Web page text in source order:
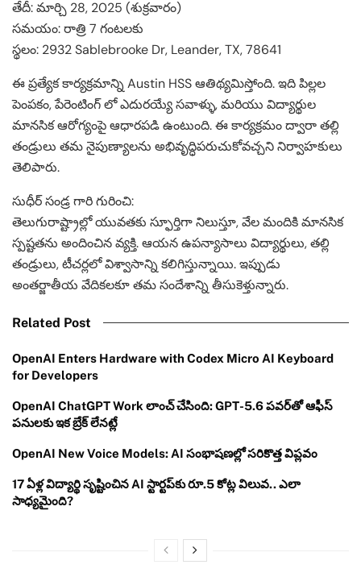
తేదీ: మార్చి 28, 2025 (శుక్రవారం)
సమయం: రాత్రి 7 గంటలకు
స్థలం: 2932 Sablebrooke Dr, Leander, TX, 78641
ఈ ప్రత్యేక కార్య‌క్ర‌మాన్ని Austin HSS ఆతిథ్యమిస్తోంది. ఇది పిల్లల
పెంపకం, పేరెంటింగ్‌ లో ఎదురయ్యే సవాళ్ళు, మరియు విద్యార్థుల
మానసిక ఆరోగ్యంపై ఆధారపడి ఉంటుంది. ఈ కార్యక్రమం ద్వారా తల్లి
తండ్రులు తమ నైపుణ్యాలను అభివృద్ధిపరుచుకోవచ్చని నిర్వాహకులు
తెలిపారు.
సుధీర్ సండ్ర గారి గురించి:
తెలుగురాష్ట్రాల్లో యువతకు స్ఫూర్తిగా నిలుస్తూ, వేల మందికి మానసిక
స్పష్టతను అందించిన వ్యక్తి. ఆయన ఉపన్యాసాలు విద్యార్థులు, తల్లి
తండ్రులు, టీచర్లలో విశ్వాసాన్ని కలిగిస్తున్నాయి. ఇప్పుడు
అంతర్జాతీయ వేదికలకూ తమ సందేశాన్ని తీసుకెళ్తున్నారు.
Related Post
OpenAI Enters Hardware with Codex Micro AI Keyboard
for Developers
OpenAI ChatGPT Work లాంచ్ చేసింది: GPT-5.6 పవర్‌తో ఆఫీస్
పనులకు ఇక బ్రేక్ లేనట్లే
OpenAI New Voice Models: AI సంభాషణల్లో సరికొత్త విప్లవం
17 ఏళ్ల విద్యార్థి సృష్టించిన AI స్టార్టప్‌కు రూ.5 కోట్ల విలువ.. ఎలా
సాధ్యమైంది?